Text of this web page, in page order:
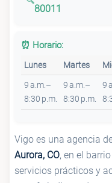
80011
⏰ Horario:
Lunes Martes
9 a.m.–
8:30 p.m.
9 a.m.–
8:30 p.m.
9
Vigo es una agencia
Aurora, CO, en el
servicios prácticos y